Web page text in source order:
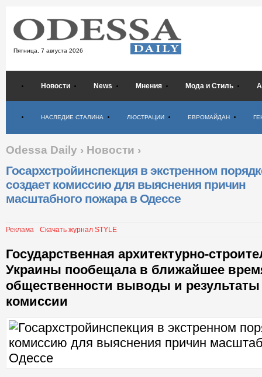
Пятница, 7 августа 2026
Новости News Мнения Мода и Стиль
НАСЛЕДИЕ СТАЛИНА ЛЮСТРАЦИИ ЕВРОМАЙДАН
Odessa Daily › Новости ›
Госархстройинспекция в экстренном
создает комиссию для выяснения причин
масштабного пожара в Одессе
Реклама Скачать журнал STYLE
Государственная архитектурно-
Украины пообещала в ближайшее
общественности выводы и
комиссии